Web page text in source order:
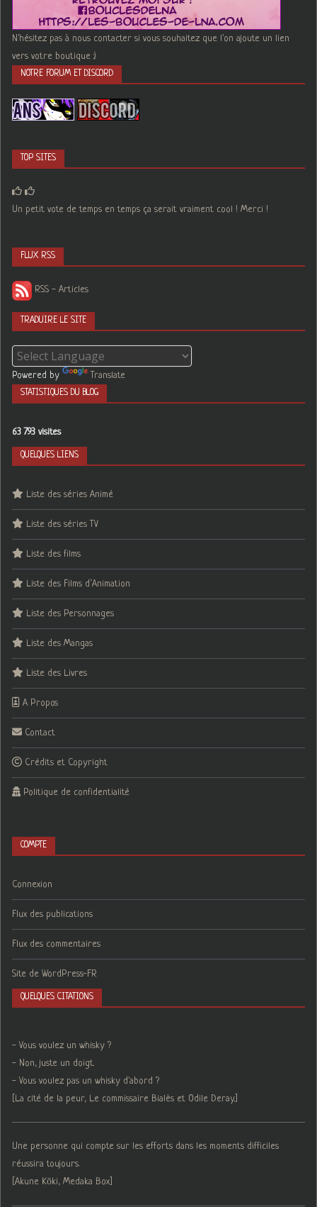
N'hésitez pas à nous contacter si vous souhaitez que l'on ajoute un lien
vers votre boutique :)
NOTRE FORUM ET DISCORD
TOP SITES
Un petit vote de temps en temps ça serait vraiment cool ! Merci !
FLUX RSS
RSS - Articles
TRADUIRE LE SITE
Powered by Translate
STATISTIQUES DU BLOG
63 793 visites
QUELQUES LIENS
Liste des séries Animé
Liste des séries TV
Liste des films
Liste des Films d’Animation
Liste des Personnages
Liste des Mangas
Liste des Livres
A Propos
Contact
Crédits et Copyright
Politique de confidentialité
COMPTE
Connexion
Flux des publications
Flux des commentaires
Site de WordPress-FR
QUELQUES CITATIONS
- Vous voulez un whisky ?
- Non, juste un doigt.
- Vous voulez pas un whisky d'abord ?
[La cité de la peur, Le commissaire Bialès et Odile Deray.]
Une personne qui compte sur les efforts dans les moments difficiles
réussira toujours.
[Akune Kōki, Medaka Box]